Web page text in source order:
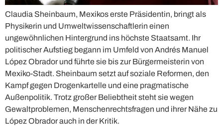
Claudia Sheinbaum, Mexikos erste Präsidentin, bringt als
Physikerin und Umweltwissenschaftlerin einen
ungewöhnlichen Hintergrund ins höchste Staatsamt. Ihr
politischer Aufstieg begann im Umfeld von Andrés Manuel
López Obrador und führte sie bis zur Bürgermeisterin von
Mexiko-Stadt. Sheinbaum setzt auf soziale Reformen, den
Kampf gegen Drogenkartelle und eine pragmatische
Außenpolitik. Trotz großer Beliebtheit steht sie wegen
Gewaltproblemen, Menschenrechtsfragen und ihrer Nähe zu
López Obrador auch in der Kritik.